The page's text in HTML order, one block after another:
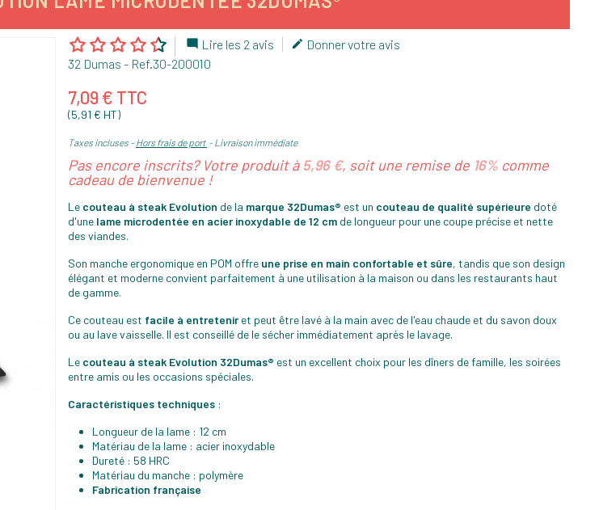
 Lire les 2 avis  Donner votre avis
32 Dumas - Ref. 30-200010
7,09 € TTC
(5,91 € HT)
Taxes incluses Hors frais de port Livraison immédiate
Pas encore inscrits? Votre produit à5,96 €, soit une remise de 16% comme
cadeau de bienvenue !
Le couteau à steak Evolution de la marque 32Dumas® est un couteau de qualité supérieure doté
d'une lame microdentée en acier inoxydable de 12 cm de longueur pour une coupe précise et nette
des viandes.
Son manche ergonomique en POM offre une prise en main confortable et sûre, tandis que son design
élégant et moderne convient parfaitement à une utilisation à la maison ou dans les restaurants haut
de gamme.
Ce couteau est facile à entreteniret peut être lavé à la main avec de l'eau chaude et du savon doux
ou au lave vaisselle. Il est conseillé de le sécher immédiatement après le lavage.
Le couteau à steak Evolution 32Dumas® est un excellent choix pour les dîners de famille, les soirées
entre amis ou les occasions spéciales.
Caractéristiques techniques :
Longueur de la lame : 12 cm
Matériau de la lame : acier inoxydable
Dureté : 58 HRC
Matériau du manche : polymère
Fabrication française